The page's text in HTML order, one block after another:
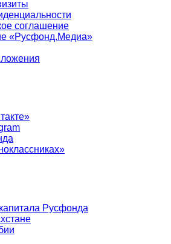
соглашение
«Русфонд.Медиа»
Русфонда